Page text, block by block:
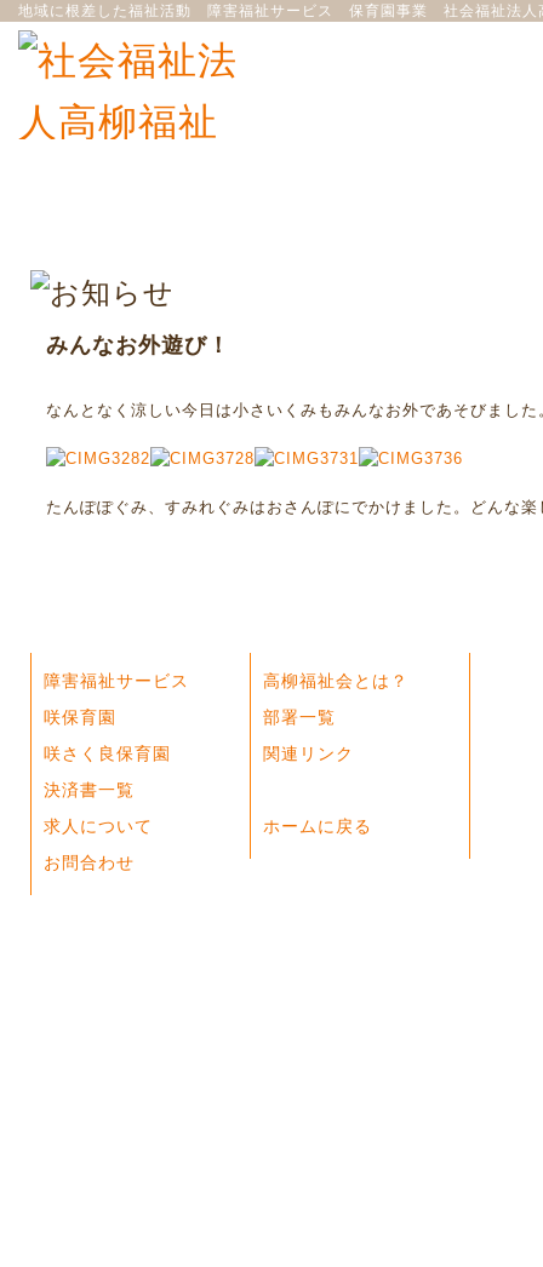
地域に根差した福祉活動 障害福祉サービス 保育園事業 社会福祉法人
みんなお外遊び！
なんとなく涼しい今日は小さいくみもみんなお外であそびました
たんぽぽぐみ、すみれぐみはおさんぽにでかけました。どんな
障害福祉サービス
咲保育園
咲さく良保育園
決済書一覧
求人について
お問合わせ
高柳福祉会とは？
部署一覧
関連リンク
ホームに戻る